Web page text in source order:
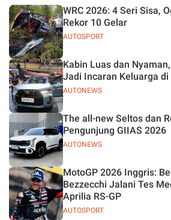
Basis Produksi
ASEAN
2026
AUTOSPORT
WRC 2026: 4 Seri Sisa,
Rekor 10 Gelar
AUTONEWS
Kabin Luas dan
Jadi Incaran Keluarga di
AUTONEWS
The all-new Seltos dan
Pengunjung GIIAS 2026
AUTOSPORT
MotoGP 2026 Inggris:
Bezzecchi Jalani Tes
Aprilia RS-GP